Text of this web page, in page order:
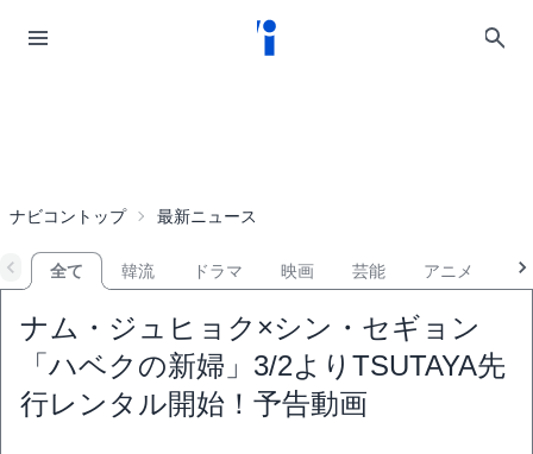
ナビコントップ 最新ニュース
全て 韓流 ドラマ 映画 芸能 アニメ
ナム・ジュヒョク×シン・セギョン
「ハベクの新婦」3/2よりTSUTAYA先
行レンタル開始！予告動画